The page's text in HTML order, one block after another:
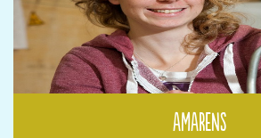
Amarens